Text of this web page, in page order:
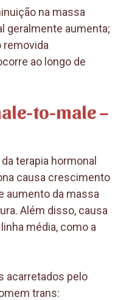
na massa
geralmente aumenta;
removida
ao longo de
to-male –
terapia hormonal
causa crescimento
aumento da massa
Além disso, causa
média, como a
acarretados pelo
trans: